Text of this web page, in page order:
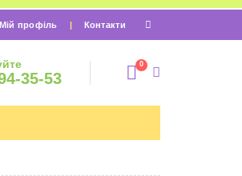
Мій профіль Контакти
35-53
0